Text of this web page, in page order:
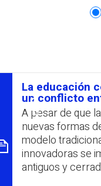
סיכום
La educación
un conflicto
A pesar de que
nuevas formas
modelo
innovadoras se
antiguos y